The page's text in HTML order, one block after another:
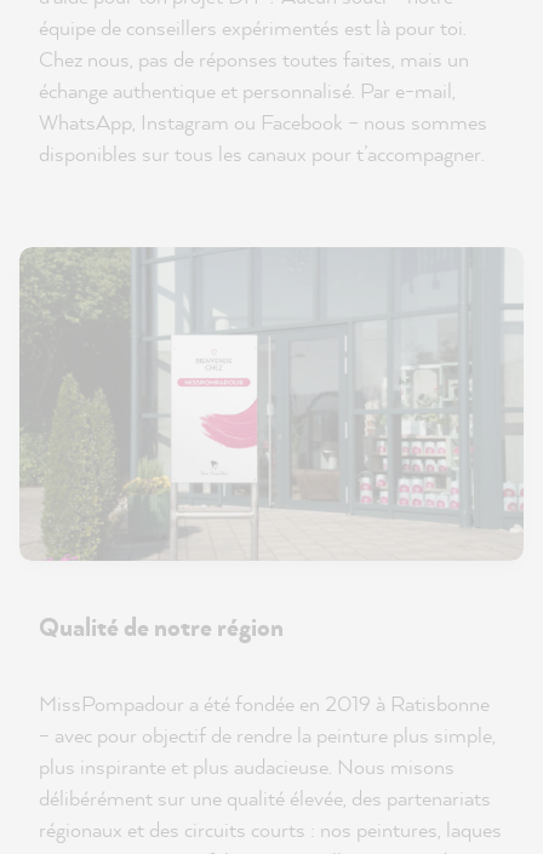
équipe de conseillers expérimentés est là pour toi.
Chez nous, pas de réponses toutes faites, mais un
échange authentique et personnalisé. Par e-mail,
WhatsApp, Instagram ou Facebook – nous sommes
disponibles sur tous les canaux pour t’accompagner.
Qualité de notre région
MissPompadour a été fondée en 2019 à Ratisbonne
– avec pour objectif de rendre la peinture plus simple,
plus inspirante et plus audacieuse. Nous misons
délibérément sur une qualité élevée, des partenariats
régionaux et des circuits courts : nos peintures, laques